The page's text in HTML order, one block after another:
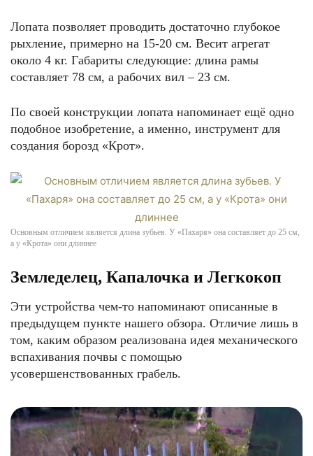
Лопата позволяет проводить достаточно глубокое
рыхление, примерно на 15-20 см. Весит агрегат
около 4 кг. Габариты следующие: длина рамы
составляет 78 см, а рабочих вил – 23 см.
По своей конструкции лопата напоминает ещё одно
подобное изобретение, а именно, инструмент для
создания борозд «Крот».
Основным отличием является длина зубьев. У «Пахаря» она составляет до 25 см,
а у «Крота» они длиннее
Земледелец, Капалочка и Легкокоп
Эти устройства чем-то напоминают описанные в
предыдущем пункте нашего обзора. Отличие лишь в
том, каким образом реализована идея механического
вспахивания почвы с помощью
усовершенствованных грабель.